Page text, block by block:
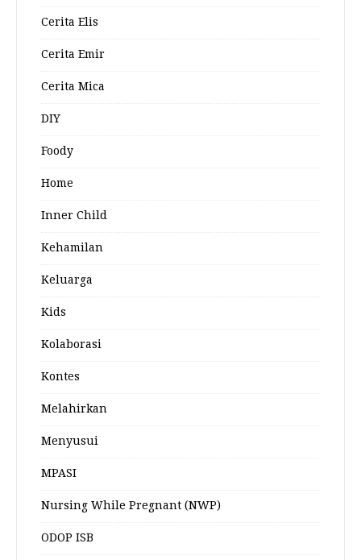
Cerita Elis
Cerita Emir
Cerita Mica
DIY
Foody
Home
Inner Child
Kehamilan
Keluarga
Kids
Kolaborasi
Kontes
Melahirkan
Menyusui
MPASI
Nursing While Pregnant (NWP)
ODOP ISB